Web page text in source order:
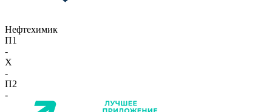
Нефтехимик
П1
-
X
-
П2
-